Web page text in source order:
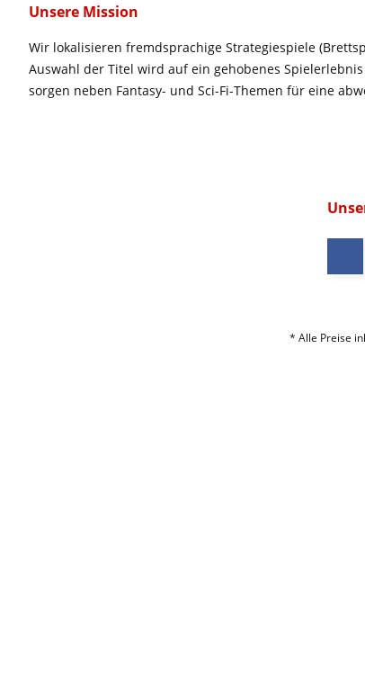
Unsere Mission
Wir lokalisieren fremdsprachige Strategiespiele
Auswahl der Titel wird auf ein gehobenes
sorgen neben Fantasy- und Sci-Fi-Themen für eine
* Alle Preise